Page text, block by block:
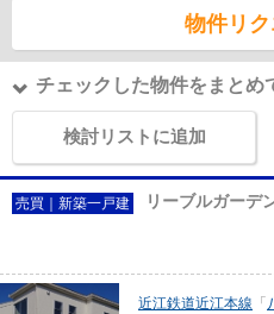
物件リク
チェックした物件をまとめ
検討リストに追加
売買｜新築一戸建 リーブルガーデ
近江鉄道近江本線 「